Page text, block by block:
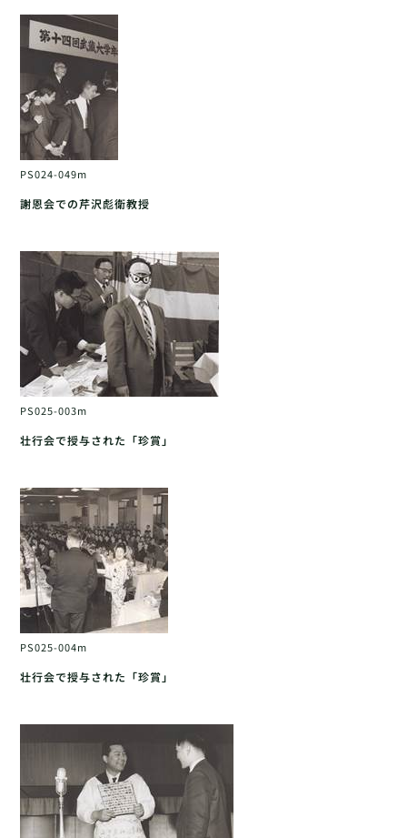
PS024-049m
謝恩会での芹沢彪衛教授
PS025-003m
壮行会で授与された「珍賞」
PS025-004m
壮行会で授与された「珍賞」